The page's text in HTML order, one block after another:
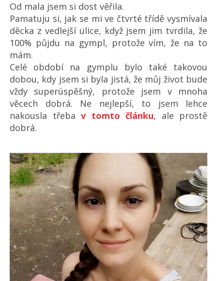
Od mala jsem si dost věřila.
Pamatuju si, jak se mi ve čtvrté třídě vysmívala
děcka z vedlejší ulice, když jsem jim tvrdila, že
100% půjdu na gympl, protože vím, že na to
mám.
Celé období na gymplu bylo také takovou
dobou, kdy jsem si byla jistá, že můj život bude
vždy superúspěšný, protože jsem v mnoha
věcech dobrá. Ne nejlepší, to jsem lehce
nakousla třeba v tomto článku, ale prostě
dobrá.